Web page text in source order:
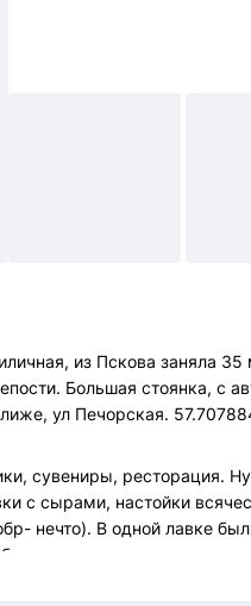
из Пскова заняла 35
Большая стоянка, с
ул Печорская.
сувениры, ресторация.
с сырами, настойки
нечто). В одной лавке
мостовая- только